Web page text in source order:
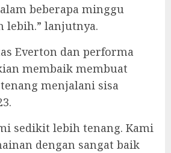
beberapa minggu
lebih.” lanjutnya.
Everton dan performa
membaik membuat
menjalani sisa
sedikit lebih tenang. Kami
dengan sangat baik